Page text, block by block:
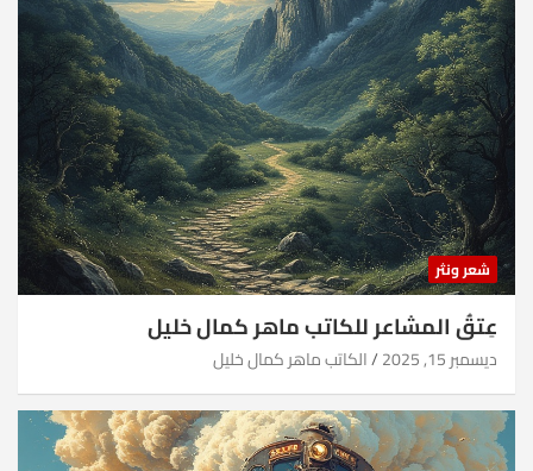
شعر ونثر
عِتقُ المشاعر للكاتب ماهر كمال خليل
ديسمبر 15, 2025 الكاتب ماهر كمال خليل